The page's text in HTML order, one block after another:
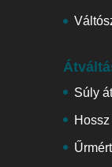
Súly